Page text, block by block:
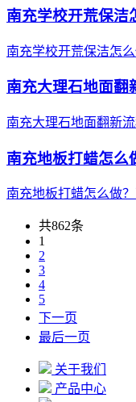
南充学校开荒保洁
南充学校开荒保洁怎
南充大理石地面翻
南充大理石地面翻新
南充地板打蜡怎么
南充地板打蜡怎么做
共862条
1
2
3
4
5
下一页
最后一页
关于我们
产品中心